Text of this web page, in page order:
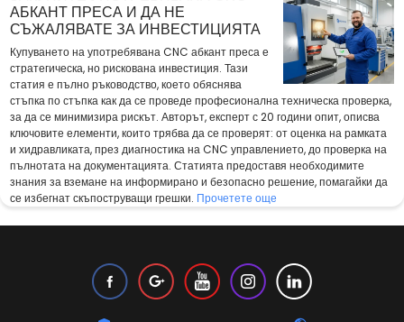
АБКАНТ ПРЕСА И ДА НЕ
СЪЖАЛЯВАТЕ ЗА ИНВЕСТИЦИЯТА
Купуването на употребявана CNC абкант преса е
стратегическа, но рискована инвестиция. Тази
статия е пълно ръководство, което обяснява
стъпка по стъпка как да се проведе професионална техническа проверка,
за да се минимизира рискът. Авторът, експерт с 20 години опит, описва
ключовите елементи, които трябва да се проверят: от оценка на рамката
и хидравликата, през диагностика на CNC управлението, до проверка на
пълнотата на документацията. Статията предоставя необходимите
знания за вземане на информирано и безопасно решение, помагайки да
се избегнат скъпоструващи грешки. Прочетете още